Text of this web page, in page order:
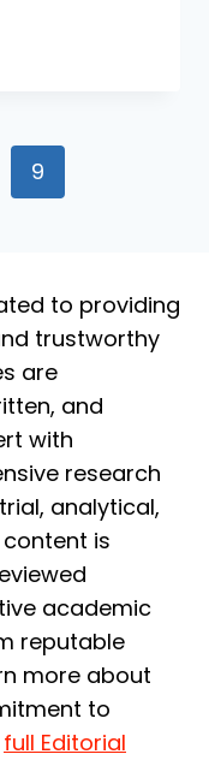
9
to providing
trustworthy
are
and
with
research
analytical,
is
academic
reputable
more about
to
full Editorial